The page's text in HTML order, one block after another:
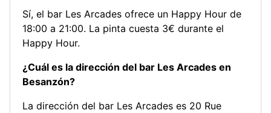
Sí, el bar Les Arcades ofrece un Happy Hour de
18:00 a 21:00. La pinta cuesta 3€ durante el
Happy Hour.
¿Cuál es la dirección del bar Les Arcades en
Besanzón?
La dirección del bar Les Arcades es 20 Rue